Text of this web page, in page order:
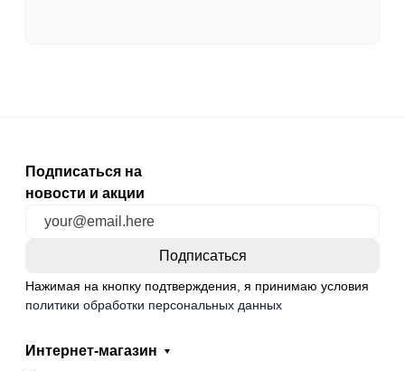
Подписаться на
новости и акции
Нажимая на кнопку подтверждения, я принимаю условия
политики обработки персональных данных
Интернет-магазин